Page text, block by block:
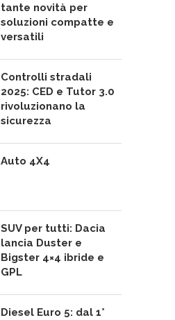
tante novità per
soluzioni compatte e
versatili
Controlli stradali
2025: CED e Tutor 3.0
rivoluzionano la
sicurezza
Auto 4X4
SUV per tutti: Dacia
lancia Duster e
Bigster 4×4 ibride e
GPL
Diesel Euro 5: dal 1°